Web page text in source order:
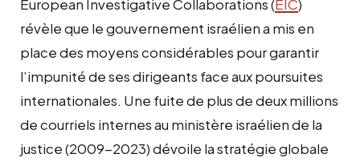
European Investigative Collaborations (EIC)
révèle que le gouvernement israélien a mis en
place des moyens considérables pour garantir
l’impunité de ses dirigeants face aux poursuites
internationales. Une fuite de plus de deux millions
de courriels internes au ministère israélien de la
justice (2009-2023) dévoile la stratégie globale